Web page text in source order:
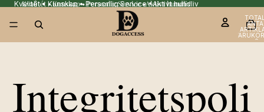
Kvalitét • Kunskap • Personlig Service •Aktivt hundliv
Kvalitét • Kunskap • Personlig Service •Aktivt hundliv
0
Integritetspoli